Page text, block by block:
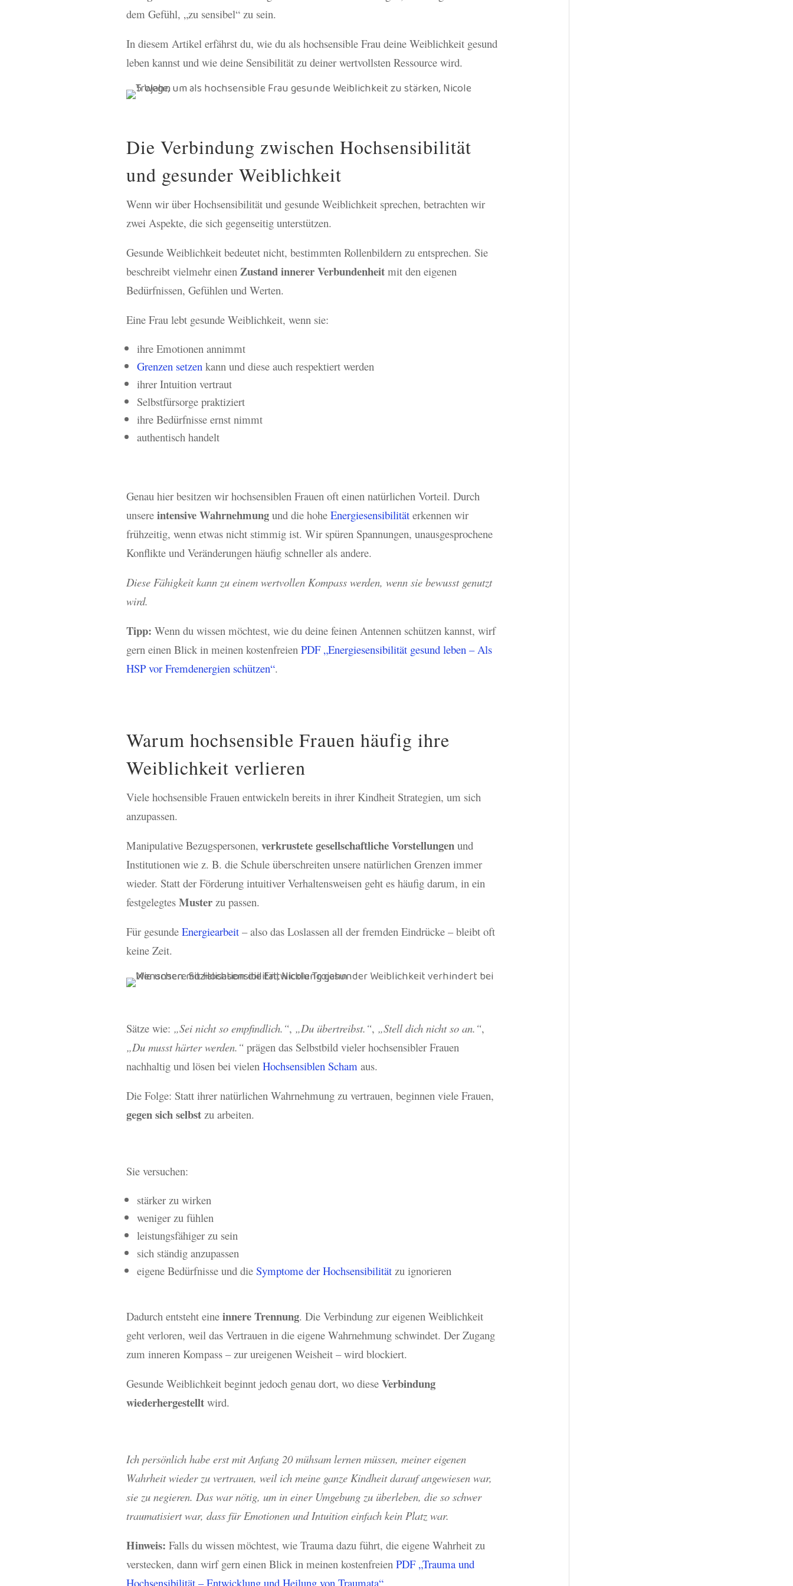
dem Gefühl, „zu sensibel“ zu sein.
In diesem Artikel erfährst du, wie du als hochsensible Frau deine Weiblichkeit gesund
leben kannst und wie deine Sensibilität zu deiner wertvollsten Ressource wird.
Die Verbindung zwischen Hochsensibilität
und gesunder Weiblichkeit
Wenn wir über Hochsensibilität und gesunde Weiblichkeit sprechen, betrachten wir
zwei Aspekte, die sich gegenseitig unterstützen.
Gesunde Weiblichkeit bedeutet nicht, bestimmten Rollenbildern zu entsprechen. Sie
beschreibt vielmehr einenZustand innerer Verbundenheit mit den eigenen
Bedürfnissen, Gefühlen und Werten.
Eine Frau lebt gesunde Weiblichkeit, wenn sie:
ihre Emotionen annimmt
Grenzen setzen kann und diese auch respektiert werden
ihrer Intuition vertraut
Selbstfürsorge praktiziert
ihre Bedürfnisse ernst nimmt
authentisch handelt
Genau hier besitzen wir hochsensiblen Frauen oft einen natürlichen Vorteil. Durch
unsereintensive Wahrnehmung und die hoheEnergiesensibilität erkennen wir
frühzeitig, wenn etwas nicht stimmig ist. Wir spüren Spannungen, unausgesprochene
Konflikte und Veränderungen häufig schneller als andere.
Diese Fähigkeit kann zu einem wertvollen Kompass werden, wenn sie bewusst genutzt
wird.
Tipp: Wenn du wissen möchtest, wie du deine feinen Antennen schützen kannst, wirf
gern einen Blick in meinen kostenfreienPDF „Energiesensibilität gesund leben – Als
HSP vor Fremdenergien schützen“.
Warum hochsensible Frauen häufig ihre
Weiblichkeit verlieren
Viele hochsensible Frauen entwickeln bereits in ihrer Kindheit Strategien, um sich
anzupassen.
Manipulative Bezugspersonen,verkrustete gesellschaftliche Vorstellungen und
Institutionen wie z. B. die Schule überschreiten unsere natürlichen Grenzen immer
wieder. Statt der Förderung intuitiver Verhaltensweisen geht es häufig darum, in ein
festgelegtesMuster zu passen.
Für gesundeEnergiearbeit – also das Loslassen all der fremden Eindrücke – bleibt oft
keine Zeit.
Sätze wie: „Sei nicht so empfindlich.“, „Du übertreibst.“, „Stell dich nicht so an.“,
„Du musst härter werden.“ prägen das Selbstbild vieler hochsensibler Frauen
nachhaltig und lösen bei vielenHochsensiblen Scham aus.
Die Folge: Statt ihrer natürlichen Wahrnehmung zu vertrauen, beginnen viele Frauen,
gegen sich selbst zu arbeiten.
Sie versuchen:
stärker zu wirken
weniger zu fühlen
leistungsfähiger zu sein
sich ständig anzupassen
eigene Bedürfnisse und dieSymptome der Hochsensibilität zu ignorieren
Dadurch entsteht eineinnere Trennung. Die Verbindung zur eigenen Weiblichkeit
geht verloren, weil das Vertrauen in die eigene Wahrnehmung schwindet. Der Zugang
zum inneren Kompass – zur ureigenen Weisheit – wird blockiert.
Gesunde Weiblichkeit beginnt jedoch genau dort, wo dieseVerbindung
wiederhergestellt wird.
Ich persönlich habe erst mit Anfang 20 mühsam lernen müssen, meiner eigenen
Wahrheit wieder zu vertrauen, weil ich meine ganze Kindheit darauf angewiesen war,
sie zu negieren. Das war nötig, um in einer Umgebung zu überleben, die so schwer
traumatisiert war, dass für Emotionen und Intuition einfach kein Platz war.
Hinweis: Falls du wissen möchtest, wie Trauma dazu führt, die eigene Wahrheit zu
verstecken, dann wirf gern einen Blick in meinen kostenfreienPDF „Trauma und
Hochsensibilität – Entwicklung und Heilung von Traumata“